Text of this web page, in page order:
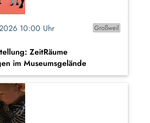
10:00 Uhr
Großweil
ZeitRäume
im Museumsgelände